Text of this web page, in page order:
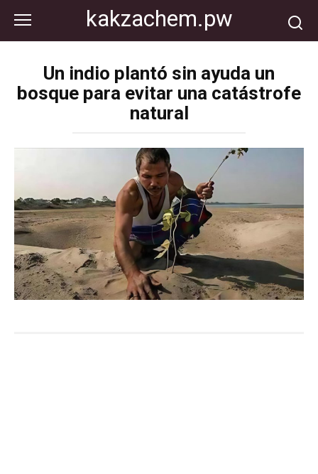
контенту
kakzachem.pw
Un indio plantó sin ayuda un
bosque para evitar una catástrofe
natural